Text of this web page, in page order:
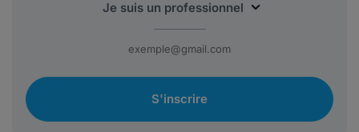
S'inscrire